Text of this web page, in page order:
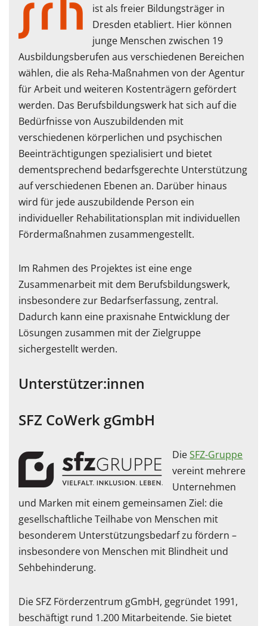
ist als freier Bildungsträger in
Dresden etabliert. Hier können
junge Menschen zwischen 19
Ausbildungsberufen aus verschiedenen Bereichen
wählen, die als Reha-Maßnahmen von der Agentur
für Arbeit und weiteren Kostenträgern gefördert
werden. Das Berufsbildungswerk hat sich auf die
Bedürfnisse von Auszubildenden mit
verschiedenen körperlichen und psychischen
Beeinträchtigungen spezialisiert und bietet
dementsprechend bedarfsgerechte Unterstützung
auf verschiedenen Ebenen an. Darüber hinaus
wird für jede auszubildende Person ein
individueller Rehabilitationsplan mit individuellen
Fördermaßnahmen zusammengestellt.
Im Rahmen des Projektes ist eine enge
Zusammenarbeit mit dem Berufsbildungswerk,
insbesondere zur Bedarfserfassung, zentral.
Dadurch kann eine praxisnahe Entwicklung der
Lösungen zusammen mit der Zielgruppe
sichergestellt werden.
Unterstützer:innen
SFZ CoWerk gGmbH
DieSFZ-Gruppe
vereint mehrere
Unternehmen
und Marken mit einem gemeinsamen Ziel: die
gesellschaftliche Teilhabe von Menschen mit
besonderem Unterstützungsbedarf zu fördern –
insbesondere von Menschen mit Blindheit und
Sehbehinderung.
Die SFZ Förderzentrum gGmbH, gegründet 1991,
beschäftigt rund 1.200 Mitarbeitende. Sie bietet